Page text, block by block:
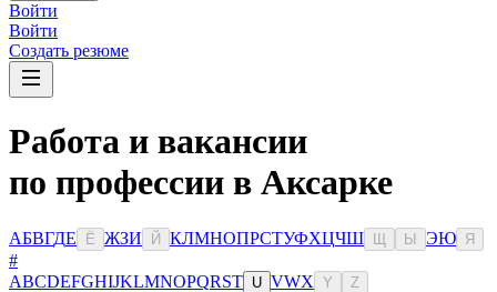
Войти
Войти
Создать резюме
Работа и вакансии
по профессии в Аксарке
АБВГДЕ Ё ЖЗИ Й КЛМНОПРСТУФХЦЧШ Ы ЭЮ Я
#
ABCDEFGHIJKLMNOPQRST U VWX Y Z